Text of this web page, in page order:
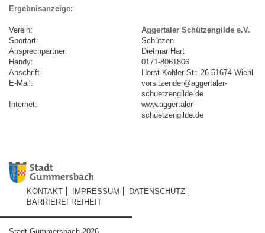
Ergebnisanzeige:
Verein:
Aggertaler Schützengilde e.V.
Sportart:
Schützen
Ansprechpartner:
Dietmar Hart
Handy:
0171-8061806
Anschrift
Horst-Kohler-Str. 26 51674 Wiehl
E-Mail:
vorsitzender@aggertaler-
schuetzengilde.de
Internet:
www.aggertaler-
schuetzengilde.de
KONTAKT IMPRESSUM
DATENSCHUTZ
BARRIEREFREIHEIT